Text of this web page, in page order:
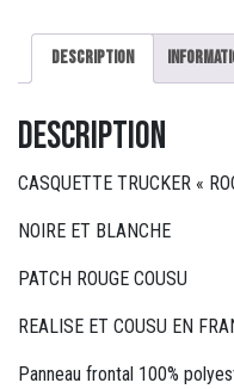
Description
Description
CASQUETTE TRUCKER «
NOIRE ET BLANCHE
PATCH ROUGE COUSU
REALISE ET COUSU EN
Panneau frontal 100%